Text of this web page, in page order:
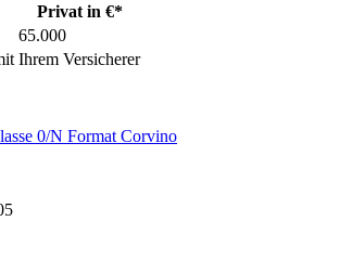
Privat in €*
Ihrem Versicherer
65.000